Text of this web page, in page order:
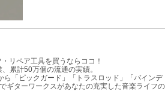
リペア工具を買うならココ！
累計50万個の流通の実績。
ら「ピックガード」「トラスロッド」「バインデ
ギターワークスがあなたの充実した音楽ライフの